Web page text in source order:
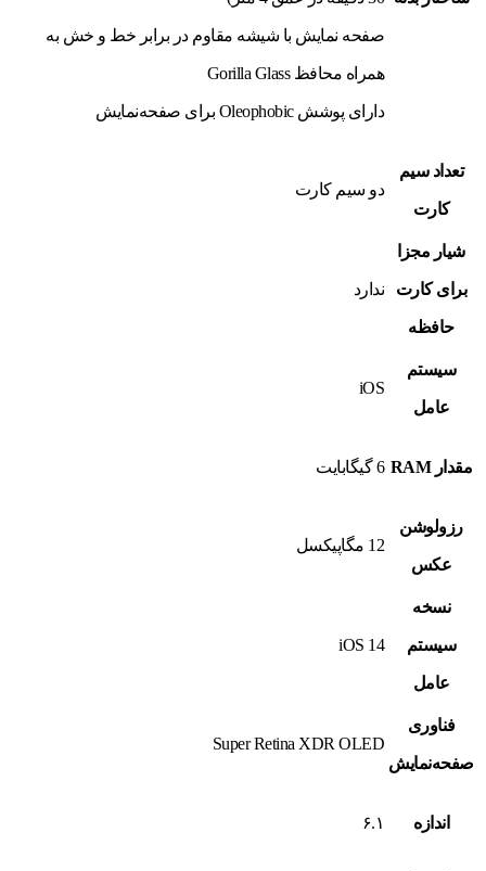
صفحه نمایش با شیشه مقاوم در برابر خط و خش به
همراه محافظ Gorilla Glass
دارای پوشش Oleophobic برای صفحه‌نمایش
تعداد سیم
کارت
دو سیم کارت
شیار مجزا
برای کارت
حافظه
ندارد
سیستم
عامل
iOS
مقدار RAM 6 گیگابایت
رزولوشن
عکس
12 مگاپیکسل
نسخه
سیستم
عامل
iOS 14
فناوری
صفحه‌نمایش
Super Retina XDR OLED
اندازه ۶.۱